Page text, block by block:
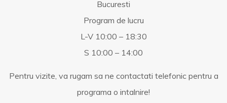
Bucuresti
Program de lucru
L-V 10:00 – 18:30
S 10:00 – 14:00
Pentru vizite, va rugam sa ne contactati telefonic pentru a
programa o intalnire!